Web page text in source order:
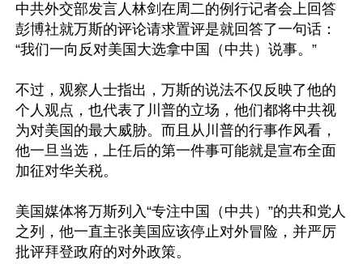
中共外交部发言人林剑在周二的例行记者会上回答
彭博社就万斯的评论请求置评是就回答了一句话：
“我们一向反对美国大选拿中国（中共）说事。”
不过，观察人士指出，万斯的说法不仅反映了他的
个人观点，也代表了川普的立场，他们都将中共视
为对美国的最大威胁。而且从川普的行事作风看，
他一旦当选，上任后的第一件事可能就是宣布全面
加征对华关税。
美国媒体将万斯列入“专注中国（中共）”的共和党人
之列，他一直主张美国应该停止对外冒险，并严厉
批评拜登政府的对外政策。